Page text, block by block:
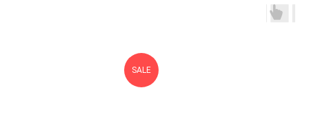
SALE